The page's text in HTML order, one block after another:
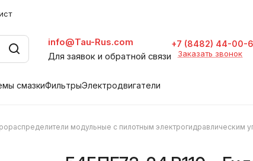
info@Tau-Rus.com
Для заявок и обратной связи
+7 (8482) 44-00-
Заказать звонок
смазкиФильтрыЭлектродвигатели
модульные с пилотным электрогидравлическим